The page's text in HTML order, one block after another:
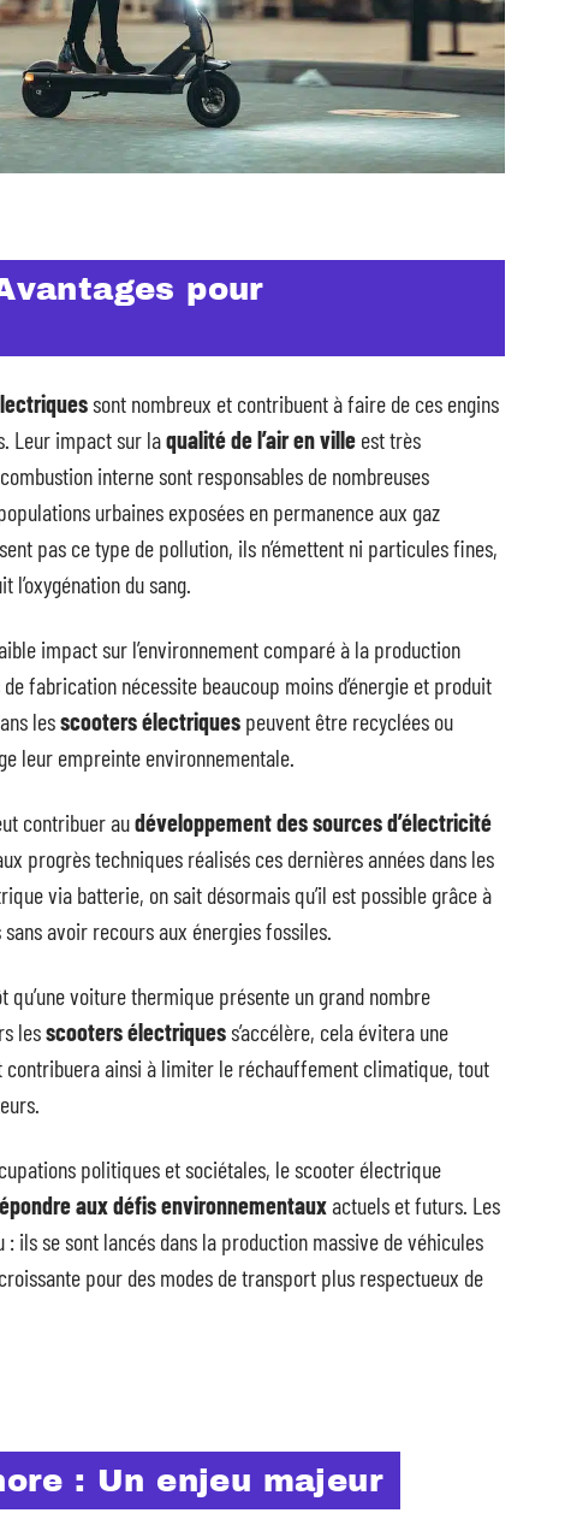
pour
sont nombreux et contribuent à faire de ces engins
Leur impact sur laqualité de l’air en ville est très
interne sont responsables de nombreuses
urbaines exposées en permanence aux gaz
pas ce type de pollution, ils n’émettent ni particules fines,
l’oxygénation du sang.
impact sur l’environnement comparé à la production
fabrication nécessite beaucoup moins d’énergie et produit
lesscooters électriques peuvent être recyclées ou
leur empreinte environnementale.
contribuer audéveloppement des sources d’électricité
progrès techniques réalisés ces dernières années dans les
via batterie, on sait désormais qu’il est possible grâce à
avoir recours aux énergies fossiles.
voiture thermique présente un grand nombre
lesscooters électriquess’accélère, cela évitera une
contribuera ainsi à limiter le réchauffement climatique, tout
politiques et sociétales, le scooter électrique
aux défis environnementauxactuels et futurs. Les
ils se sont lancés dans la production massive de véhicules
pour des modes de transport plus respectueux de
: Un enjeu majeur